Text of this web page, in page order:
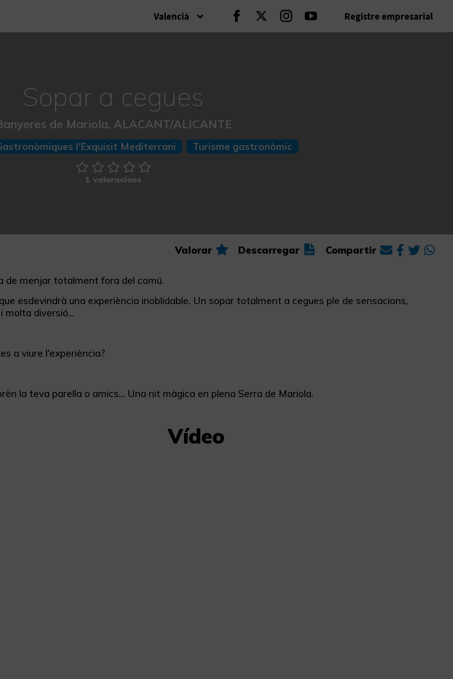
Valencià Seguir en Facebook
Seguir en Twitter
Seguir en Instagram
Seguir en Youtube
Registre empresarial
Sopar a cegues
de Mariola, ALACANT/ALICANTE
l'Exquisit Mediterrani Turisme gastronòmic
1 valoracions
Valorar Descarregar Compartir
de menjar totalment fora del comú.
esdevindrà una experiència inoblidable. Un sopar totalment a cegues ple de sensacions,
molta diversió...
a viure l'experiència?
la teva parella o amics... Una nit màgica en plena Serra de Mariola.
Vídeo